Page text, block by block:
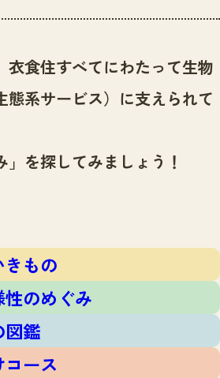
TOP
ー
ド
ドTOP
めぐみ
ス
ン
TOP
ものマップ
フォーム
衣食住すべてにわたって生物
態系サービス）に支えられて
を探してみましょう！
もの
のめぐみ
図鑑
ース